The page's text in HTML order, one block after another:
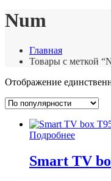
Num
Главная
Товары с меткой
Отображение
Подробнее
Smart TV